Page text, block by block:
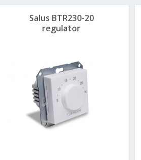
Salus BTR230-20
regulator
podtynkowy